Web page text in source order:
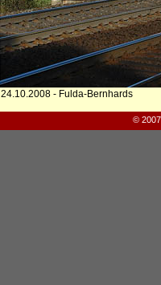
24.10.2008 - Fulda-Bernhards
©